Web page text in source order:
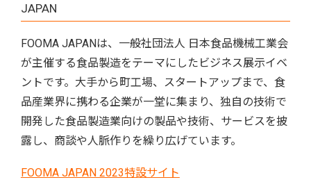
JAPAN
FOOMA JAPANは、一般社団法人 日本食品機械工業会
が主催する食品製造をテーマにしたビジネス展示イベ
ントです。大手から町工場、スタートアップまで、食
品産業界に携わる企業が一堂に集まり、独自の技術で
開発した食品製造業向けの製品や技術、サービスを披
露し、商談や人脈作りを繰り広げています。
FOOMA JAPAN 2023特設サイト